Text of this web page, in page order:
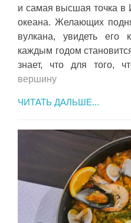
и самая высшая точка в
океана. Желающих
вулкана, увидеть его
каждым годом
знает, что для того,
вершину
ЧИТАТЬ ДАЛЬШЕ...